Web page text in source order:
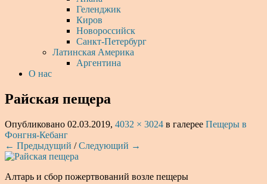
Геленджик
Киров
Новороссийск
Санкт-Петербург
Латинская Америка
Аргентина
О нас
Райская пещера
Опубликовано 02.03.2019, 4032 × 3024 в галерее Пещеры в
Фонгня-Кебанг
← Предыдущий /Следующий →
Алтарь и сбор пожертвований возле пещеры